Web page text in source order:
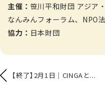
主催： 笹川平和財団 アジア
なんみんフォーラム、NPO
協力： 日本財団
【終了】2月1日｜CINGAと...